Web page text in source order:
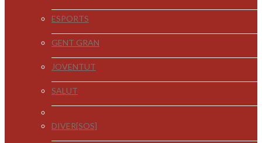
ESPORTS
GENT GRAN
JOVENTUT
SALUT
DIVER[SOS]